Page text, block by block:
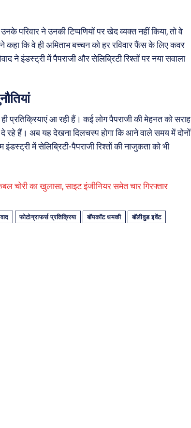
परिवार ने उनकी टिप्पणियों पर खेद व्यक्त नहीं किया, तो वे
कहा कि वे ही अमिताभ बच्चन को हर रविवार फैंस के लिए कवर
ने इंडस्ट्री में पैपराजी और सेलिब्रिटी रिश्तों पर नया सवाला
प्रतिक्रियाएं आ रही हैं। कई लोग पैपराजी की मेहनत को सराह
रहे हैं। अब यह देखना दिलचस्प होगा कि आने वाले समय में दोनों
में सेलिब्रिटी-पैपराजी रिश्तों की नाजुकता को भी
चोरी का खुलासा, साइट इंजीनियर समेत चार गिरफ्तार
फोटोग्राफर्स प्रतिक्रिया बॉयकॉट धमकी
बॉलीवुड इवेंट